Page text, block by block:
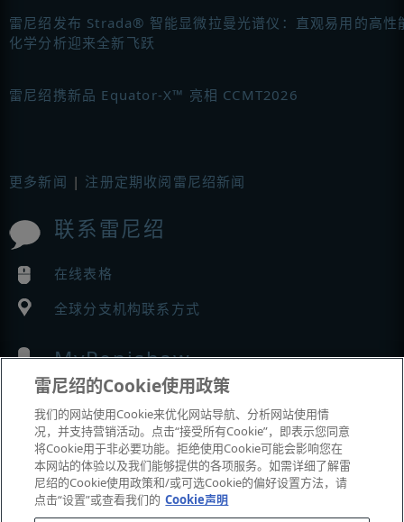
雷尼绍发布 Strada® 智能显微拉曼光谱仪：直观易用的高性
化学分析迎来全新飞跃
雷尼绍携新品 Equator-X™ 亮相 CCMT2026
更多新闻 | 注册定期收阅雷尼绍新闻
联系雷尼绍
在线表格
全球分支机构联系方式
MyRenishaw
在线商城
展会与市场活动
雷尼绍的Cookie使用政策
我们的网站使用Cookie来优化网站导航、分析网站使用情
况，并支持营销活动。点击“接受所有Cookie”，即表示您同意
将Cookie用于非必要功能。拒绝使用Cookie可能会影响您在
本网站的体验以及我们能够提供的各项服务。如需详细了解雷
尼绍的Cookie使用政策和/或可选Cookie的偏好设置方法，请
点击“设置”或查看我们的 Cookie声明